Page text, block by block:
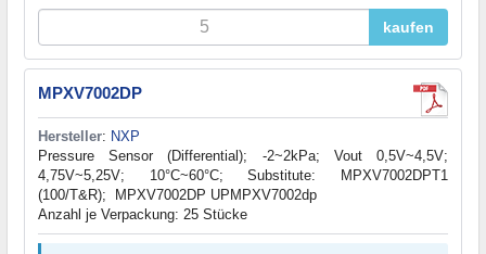
kaufen
MPXV7002DP
Hersteller: NXP
Pressure Sensor (Differential); -2~2kPa; Vout 0,5V~4,5V;
4,75V~5,25V; 10°C~60°C; Substitute: MPXV7002DPT1
(100/T&R); MPXV7002DP UPMPXV7002dp
Anzahl je Verpackung: 25 Stücke